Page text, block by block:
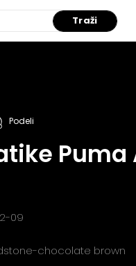
Traži
Podeli
Puma
09
chocolate brown